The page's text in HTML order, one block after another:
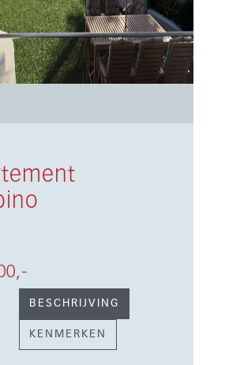
BESCHRIJVING
KENMERKEN